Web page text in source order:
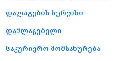
დალაგების სერვისი
დამლაგებელი
საკურიერო მომსახურება